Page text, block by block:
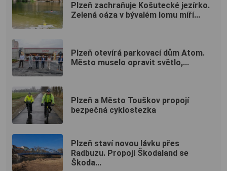
Plzeň zachraňuje Košutecké jezírko.
Zelená oáza v bývalém lomu míří...
Plzeň otevírá parkovací dům Atom.
Město muselo opravit světlo,...
Plzeň a Město Touškov propojí
bezpečná cyklostezka
Plzeň staví novou lávku přes
Radbuzu. Propojí Škodaland se
Škoda...